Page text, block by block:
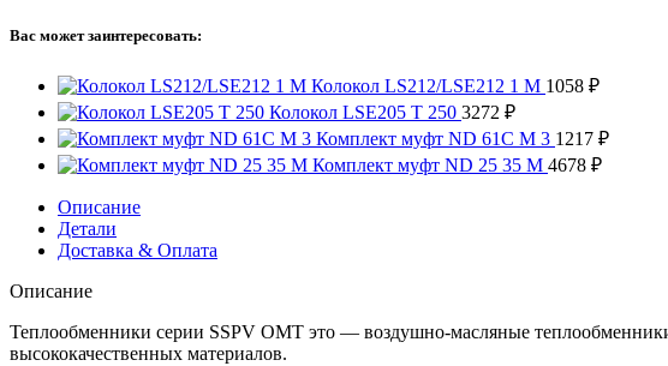
Вас может заинтересовать:
Колокол LS212/LSE212 1 M 1058 ₽
Колокол LSE205 T 250 3272 ₽
Комплект муфт ND 61C M 3 1217 ₽
Комплект муфт ND 25 35 M 4678 ₽
Описание
Детали
Доставка & Оплата
Описание
Теплообменники серии SSPV OMT это — воздушно-масляные
высококачественных материалов.